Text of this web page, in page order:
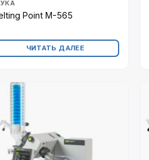
Point M-565
ЧИТАТЬ ДАЛЕЕ